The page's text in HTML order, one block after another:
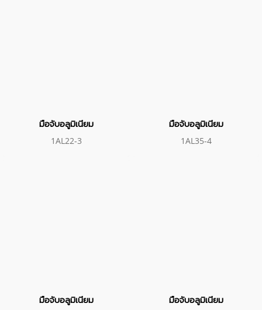
มือจับอลูมิเนียม
1AL22-3
มือจับอลูมิเนียม
1AL35-4
มือจับอลูมิเนียม มือจับอลูมิเนียม